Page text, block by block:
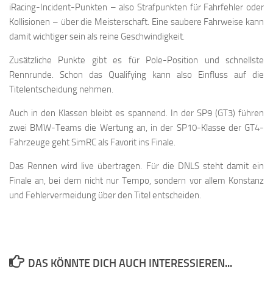
iRacing-Incident-Punkten – also Strafpunkten für Fahrfehler oder
Kollisionen – über die Meisterschaft. Eine saubere Fahrweise kann
damit wichtiger sein als reine Geschwindigkeit.
Zusätzliche Punkte gibt es für Pole-Position und schnellste
Rennrunde. Schon das Qualifying kann also Einfluss auf die
Titelentscheidung nehmen.
Auch in den Klassen bleibt es spannend. In der SP9 (GT3) führen
zwei BMW-Teams die Wertung an, in der SP10-Klasse der GT4-
Fahrzeuge geht SimRC als Favorit ins Finale.
Das Rennen wird live übertragen. Für die DNLS steht damit ein
Finale an, bei dem nicht nur Tempo, sondern vor allem Konstanz
und Fehlervermeidung über den Titel entscheiden.
DAS KÖNNTE DICH AUCH INTERESSIEREN...